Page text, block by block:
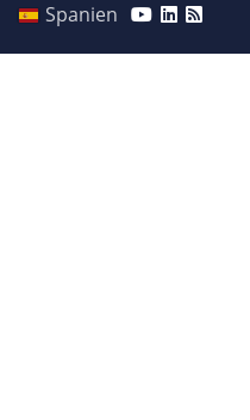
Spanien